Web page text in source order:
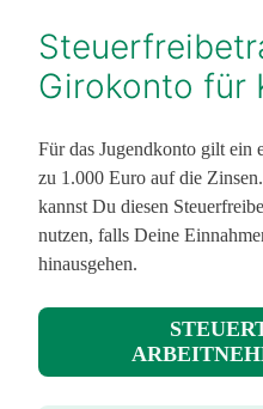
Girokonto für
Für das Jugendkonto gilt ein
zu 1.000 Euro auf die
kannst Du diesen
nutzen, falls Deine
hinausgehen.